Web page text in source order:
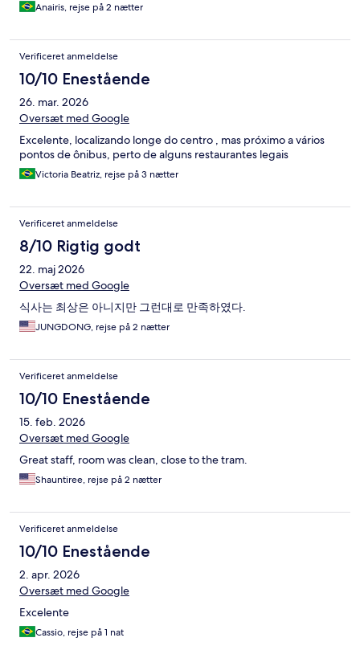
Anairis, rejse på 2 nætter
Verificeret anmeldelse
10/10 Enestående
26. mar. 2026
Oversæt med Google
Excelente, localizando longe do centro , mas próximo a vários
pontos de ônibus, perto de alguns restaurantes legais
Victoria Beatriz, rejse på 3 nætter
Verificeret anmeldelse
8/10 Rigtig godt
22. maj 2026
Oversæt med Google
식사는 최상은 아니지만 그런대로 만족하였다.
JUNGDONG, rejse på 2 nætter
Verificeret anmeldelse
10/10 Enestående
15. feb. 2026
Oversæt med Google
Great staff, room was clean, close to the tram.
Shauntiree, rejse på 2 nætter
Verificeret anmeldelse
10/10 Enestående
2. apr. 2026
Oversæt med Google
Excelente
Cassio, rejse på 1 nat